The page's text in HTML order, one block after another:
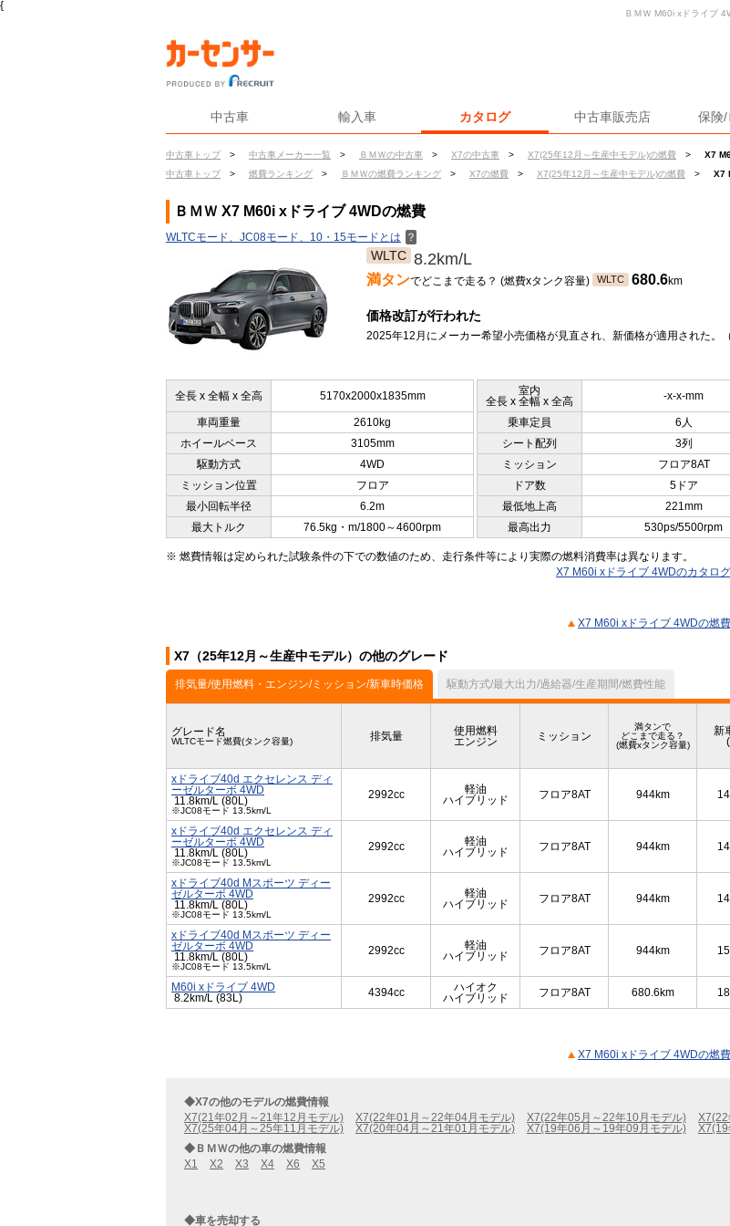
{
中古車 輸入車 カタログ 中古車販売店 保険/
中古車トップ > 中古車メーカー一覧 > ＢＭＷの中古車 > X7の中古車 > X7(25年12月～生産中モデル)の燃費 >
X7
中古車トップ
> 燃費ランキング > ＢＭＷの燃費ランキング > X7の燃費 > X7(25年12月～生産中モデル)の燃費 > X7
ＢＭＷ M60i xドライブ
ＢＭＷ X7 M60i xドライブ 4WDの燃費
WLTCモード、JC08モード、10・15モードとは ？
WLTC 8.2km/L
満タンでどこまで走る？ (燃費xタンク容量) WLTC 680.6km
価格改訂が行われた
2025年12月にメーカー希望小売価格が見直され、新価格が適用された。
全長 x 全幅 x 全高 5170x2000x1835mm
室内
全長 x 全幅 x 全高
-x-x-mm
車両重量 2610kg 乗車定員
6人
ホイールベース
3105mm シート配列
3列
駆動方式
4WD ミッション
フロア8AT
ミッション位置
フロア ドア数
5ドア
最小回転半径
6.2m 最低地上高
221mm
最大トルク
76.5kg・m/1800～4600rpm 最高出力 530ps/5500rpm
※ 燃費情報は定められた試験条件の下での数値のため、走行条件等により実際の燃料消費率は異なります。
X7 M60i xドライブ 4WDのカタロ
X7 M60i xドライブ 4WDの燃
X7（25年12月～生産中モデル）の他のグレード
排気量/使用燃料・エンジン/ミッション/新車時価格 駆動方式/最大出力/過給器/生産期間/燃費性能
グレード名
WLTCモード燃費(タンク容量) 排気量
使用燃料
エンジン
ミッション
満タンで
どこまで走る？
(燃費xタンク容量)
新
xドライブ40d エクセレンス ディ
ーゼルターボ 4WD
11.8km/L (80L)
※JC08モード 13.5km/L
2992cc
軽油
ハイブリッド
フロア8AT 944km
xドライブ40d エクセレンス ディ
ーゼルターボ 4WD
11.8km/L (80L)
※JC08モード 13.5km/L
2992cc
軽油
ハイブリッド
フロア8AT 944km
xドライブ40d Mスポーツ ディー
ゼルターボ 4WD
11.8km/L (80L)
※JC08モード 13.5km/L
2992cc
軽油
ハイブリッド
フロア8AT 944km
xドライブ40d Mスポーツ ディー
ゼルターボ 4WD
11.8km/L (80L)
※JC08モード 13.5km/L
2992cc
軽油
ハイブリッド
フロア8AT 944km
M60i xドライブ 4WD
8.2km/L (83L)
4394cc
ハイオク
ハイブリッド
フロア8AT 680.6km
X7 M60i xドライブ 4WDの燃
◆X7の他のモデルの燃費情報
X7(21年02月～21年12月モデル)
X7(22年01月～22年04月モデル) X7(22年05月～22年10月モデル)
X7(25年04月～25年11月モデル)
X7(20年04月～21年01月モデル) X7(19年06月～19年09月モデル)
◆ＢＭＷの他の車の燃費情報
X1
X2 X3 X4 X6 X5
◆車を売却する